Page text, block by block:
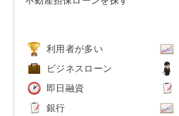
利用者が多い
ビジネスローン
即日融資
銀行